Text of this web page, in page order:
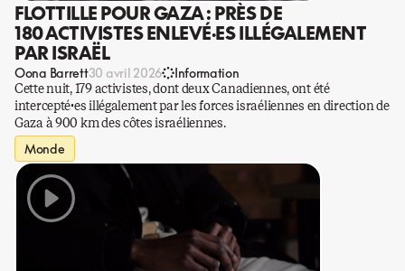
FLOTTILLE POUR GAZA : PRÈS DE
180 ACTIVISTES ENLEVÉ·ES ILLÉGALEMENT
PAR ISRAËL
Oona Barrett30 avril 2026 Information
Cette nuit, 179 activistes, dont deux Canadiennes, ont été
intercepté·es illégalement par les forces israéliennes en direction de
Gaza à 900 km des côtes israéliennes.
Monde